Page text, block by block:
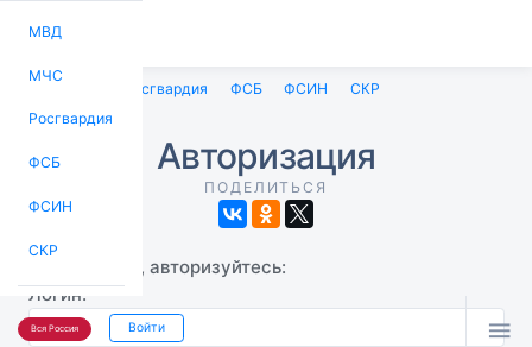
МВД
МЧС
Росгвардия
ФСБ
ФСИН
СКР
Вся Россия Войти 
Росгвардия ФСБ ФСИН СКР
Авторизация
ПОДЕЛИТЬСЯ
Пожалуйста, авторизуйтесь:
Логин: